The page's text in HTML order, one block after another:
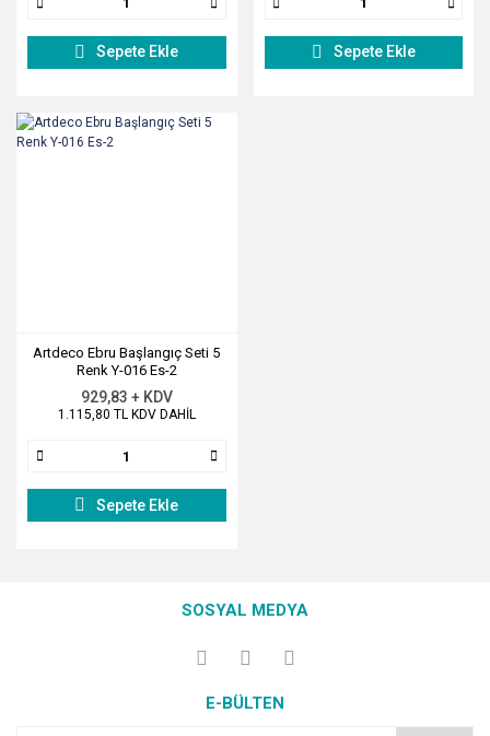
Sepete Ekle Sepete Ekle
Artdeco Ebru Başlangıç Seti 5
Renk Y-016 Es-2
929,83 + KDV
1.115,80 TL KDV DAHİL
Sepete Ekle
SOSYAL MEDYA
E-BÜLTEN